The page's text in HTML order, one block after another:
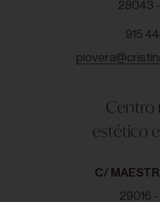
28043
915
Centro
estético
C/
29016 -